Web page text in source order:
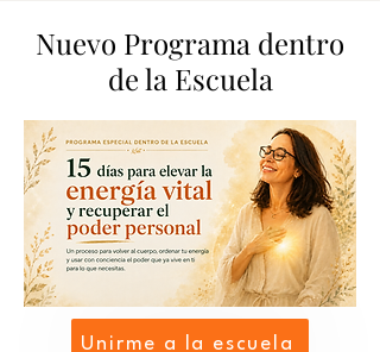
Nuevo Programa dentro
de la Escuela
Unirme a la escuela